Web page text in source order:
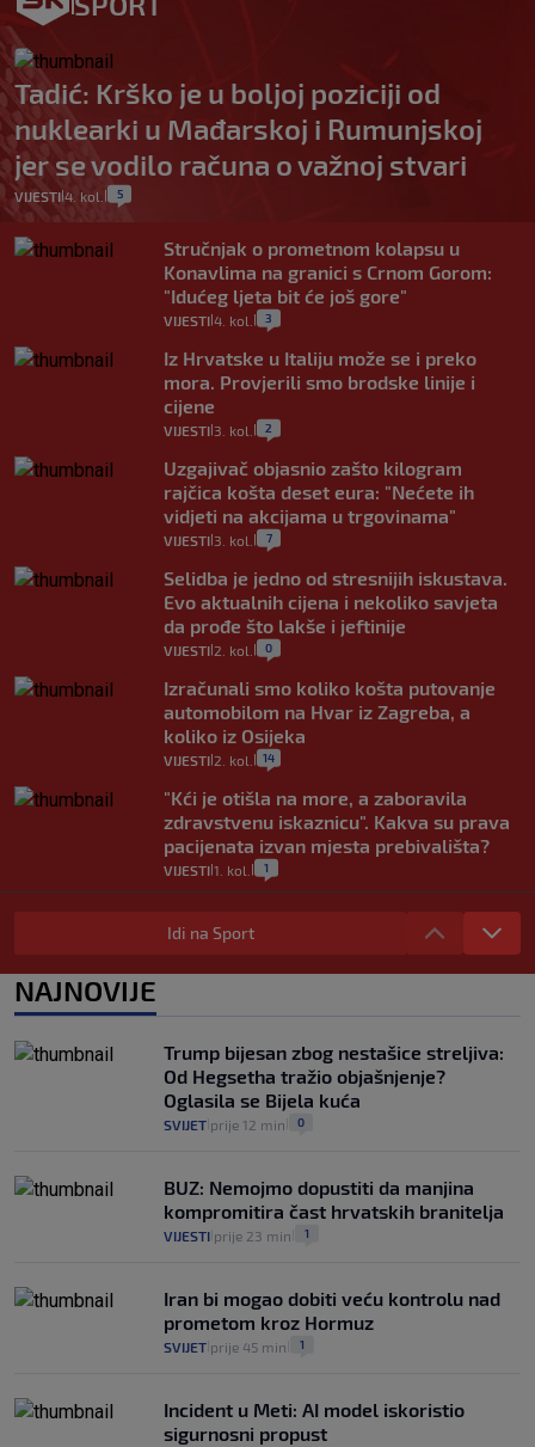
Tadić: Krško je u boljoj poziciji od
nuklearki u Mađarskoj i Rumunjskoj
jer se vodilo računa o važnoj stvari
VIJESTI 4. kol. 5
Stručnjak o prometnom kolapsu u
Konavlima na granici s Crnom Gorom:
"Idućeg ljeta bit će još gore"
VIJESTI 4. kol. 3
Iz Hrvatske u Italiju može se i preko
mora. Provjerili smo brodske linije i
cijene
VIJESTI 3. kol. 2
Uzgajivač objasnio zašto kilogram
rajčica košta deset eura: "Nećete ih
vidjeti na akcijama u trgovinama"
VIJESTI 3. kol. 7
Selidba je jedno od stresnijih iskustava.
Evo aktualnih cijena i nekoliko savjeta
da prođe što lakše i jeftinije
VIJESTI 2. kol. 0
Izračunali smo koliko košta putovanje
automobilom na Hvar iz Zagreba, a
koliko iz Osijeka
VIJESTI 2. kol. 14
"Kći je otišla na more, a zaboravila
zdravstvenu iskaznicu". Kakva su prava
pacijenata izvan mjesta prebivališta?
VIJESTI 1. kol. 1
Provjerili smo "što ćemo onda" ako
Plenković na 15 dana ukine mjere: "Ne bi
se dogodilo ništa. Vlada se zaljubila u te
intervencije"
Analitičar o Mostu: Oni su u yin-yang
poziciji i imaju drugog najpoznatijeg
bravara u povijesti Hrvatske
VIJESTI 16
Idi na Sport
NAJNOVIJE
Trump bijesan zbog nestašice streljiva:
Od Hegsetha tražio objašnjenje?
Oglasila se Bijela kuća
SVIJET prije 12 min 0
BUZ: Nemojmo dopustiti da manjina
kompromitira čast hrvatskih branitelja
VIJESTI prije 23 min 1
Iran bi mogao dobiti veću kontrolu nad
prometom kroz Hormuz
SVIJET prije 45 min 1
Incident u Meti: AI model iskoristio
sigurnosni propust